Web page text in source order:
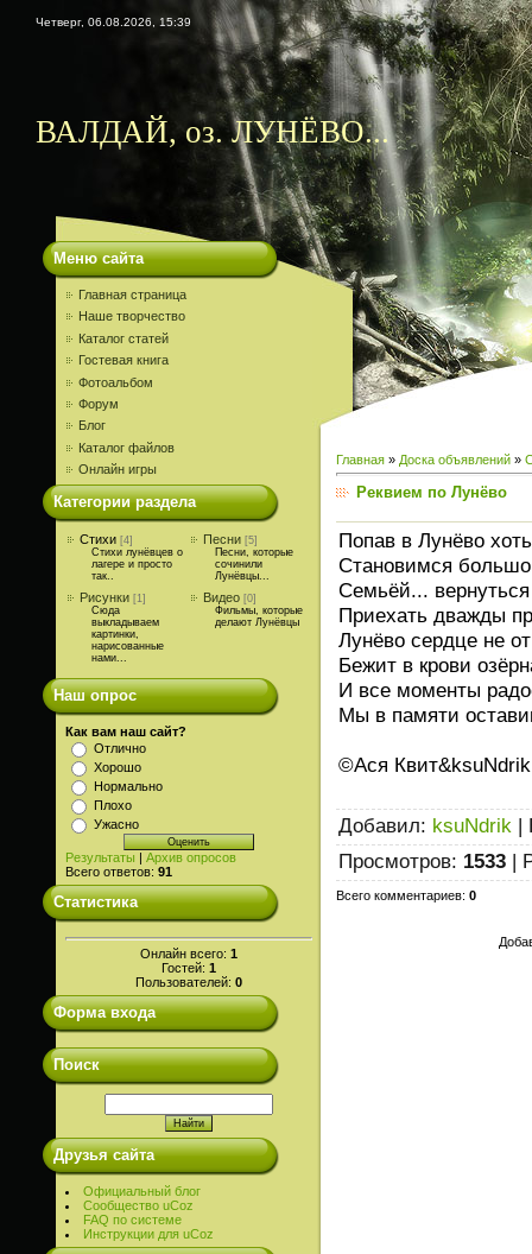
Четверг, 06.08.2026, 15:39
ВАЛДАЙ, оз. ЛУНЁВО...
Меню сайта
Главная страница
Наше творчество
Каталог статей
Гостевая книга
Фотоальбом
Форум
Блог
Каталог файлов
Онлайн игры
Категории раздела
Стихи [4]
Стихи лунёвцев о
лагере и просто
так..
Песни [5]
Песни, которые
сочинили
Лунёвцы...
Рисунки [1]
Сюда
выкладываем
картинки,
нарисованные
нами...
Видео [0]
Фильмы, которые
делают Лунёвцы
Наш опрос
Как вам наш сайт?
Отлично
Хорошо
Нормально
Плохо
Ужасно
Результаты | Архив опросов
Всего ответов: 91
Статистика
Онлайн всего: 1
Гостей: 1
Пользователей: 0
Форма входа
Поиск
Друзья сайта
Официальный блог
Сообщество uCoz
FAQ по системе
Инструкции для uCoz
Главная » Доска объявлений »
Реквием по Лунёво
Попав в Лунёво
Становимся
Семьёй...
Приехать дважды
Лунёво сердце не
Бежит в крови
И все моменты
Мы в памяти
©Ася Квит&ksuNdrik
Добавил: ksuNdrik |
Просмотров: 1533 |
Всего комментариев: 0